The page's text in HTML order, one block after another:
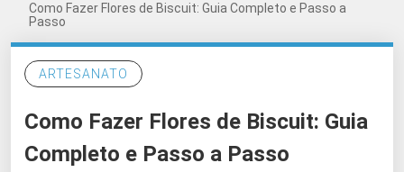
Como Fazer Flores de Biscuit: Guia Completo e Passo a
Passo
ARTESANATO
Como Fazer Flores de Biscuit: Guia
Completo e Passo a Passo